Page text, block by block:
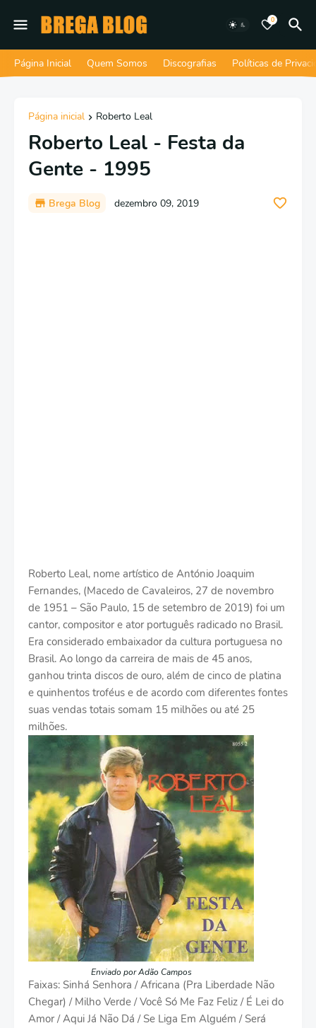
0
Página Inicial Quem Somos Discografias Políticas de
Página inicial Roberto Leal
Roberto Leal - Festa da
Gente - 1995
Brega Blog dezembro 09, 2019
Roberto Leal, nome artístico de António Joaquim
Fernandes, (Macedo de Cavaleiros, 27 de novembro
de 1951 – São Paulo, 15 de setembro de 2019) foi um
cantor, compositor e ator português radicado no Brasil.
Era considerado embaixador da cultura portuguesa no
Brasil. Ao longo da carreira de mais de 45 anos,
ganhou trinta discos de ouro, além de cinco de platina
e quinhentos troféus e de acordo com diferentes fontes
suas vendas totais somam 15 milhões ou até 25
milhões.
Enviado por Adão Campos
Faixas: Sinhá Senhora / Africana (Pra Liberdade Não
Chegar) / Milho Verde / Você Só Me Faz Feliz / É Lei do
Amor / Aqui Já Não Dá / Se Liga Em Alguém / Será